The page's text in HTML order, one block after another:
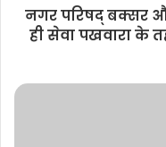
नगर परिषद् बक्सर
ही सेवा पखवारा के